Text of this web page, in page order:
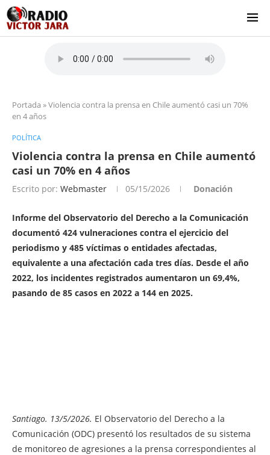
Portada »Violencia contra la prensa en Chile aumentó casi un 70%
en 4 años
POLÍTICA
Violencia contra la prensa en Chile aumentó
casi un 70% en 4 años
Escrito por: Webmaster 05/15/2026 Donación
Informe del Observatorio del Derecho a la Comunicación
documentó 424 vulneraciones contra el ejercicio del
periodismo y 485 víctimas o entidades afectadas,
equivalente a una afectación cada tres días. Desde el año
2022, los incidentes registrados aumentaron un 69,4%,
pasando de 85 casos en 2022 a 144 en 2025.
Santiago. 13/5/2026. El Observatorio del Derecho a la
Comunicación (ODC) presentó los resultados de su sistema
de monitoreo de agresiones a la prensa correspondientes al